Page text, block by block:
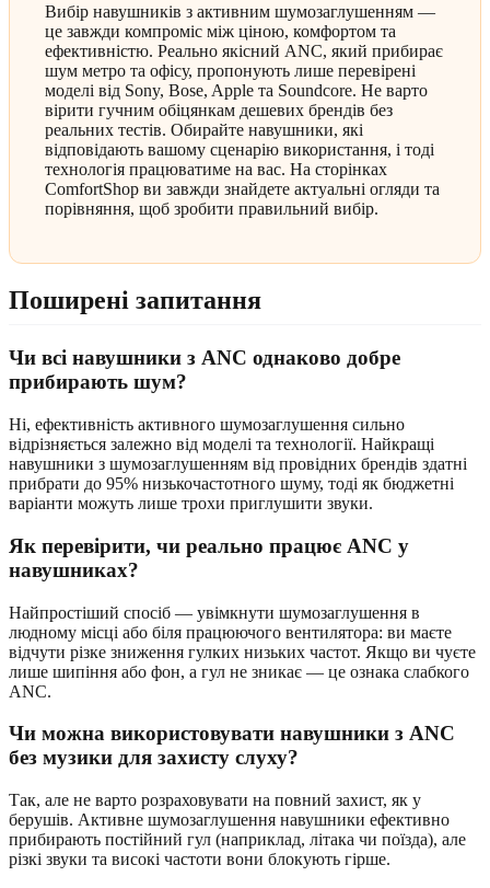
Вибір навушників з активним шумозаглушенням —
це завжди компроміс між ціною, комфортом та
ефективністю. Реально якісний ANC, який прибирає
шум метро та офісу, пропонують лише перевірені
моделі від Sony, Bose, Apple та Soundcore. Не варто
вірити гучним обіцянкам дешевих брендів без
реальних тестів. Обирайте навушники, які
відповідають вашому сценарію використання, і тоді
технологія працюватиме на вас. На сторінках
ComfortShop ви завжди знайдете актуальні огляди та
порівняння, щоб зробити правильний вибір.
Поширені запитання
Чи всі навушники з ANC однаково добре
прибирають шум?
Ні, ефективність активного шумозаглушення сильно
відрізняється залежно від моделі та технології. Найкращі
навушники з шумозаглушенням від провідних брендів здатні
прибрати до 95% низькочастотного шуму, тоді як бюджетні
варіанти можуть лише трохи приглушити звуки.
Як перевірити, чи реально працює ANC у
навушниках?
Найпростіший спосіб — увімкнути шумозаглушення в
людному місці або біля працюючого вентилятора: ви маєте
відчути різке зниження гулких низьких частот. Якщо ви чуєте
лише шипіння або фон, а гул не зникає — це ознака слабкого
ANC.
Чи можна використовувати навушники з ANC
без музики для захисту слуху?
Так, але не варто розраховувати на повний захист, як у
берушів. Активне шумозаглушення навушники ефективно
прибирають постійний гул (наприклад, літака чи поїзда), але
різкі звуки та високі частоти вони блокують гірше.